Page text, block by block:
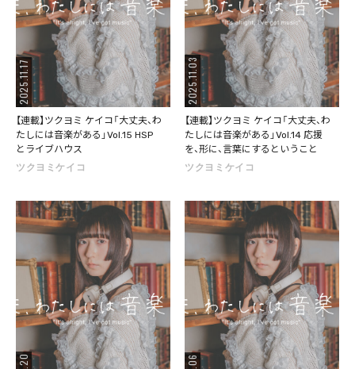
2025.11.17
【連載】ツクヨミ ケイコ「大丈夫、わ
たしには音楽がある」Vol.15 HSP
とライブハウス
ツクヨミケイコ
2025.11.03
【連載】ツクヨミ ケイコ「大丈夫、わ
たしには音楽がある」Vol.14 応援
を、形に、言葉にするということ
ツクヨミケイコ